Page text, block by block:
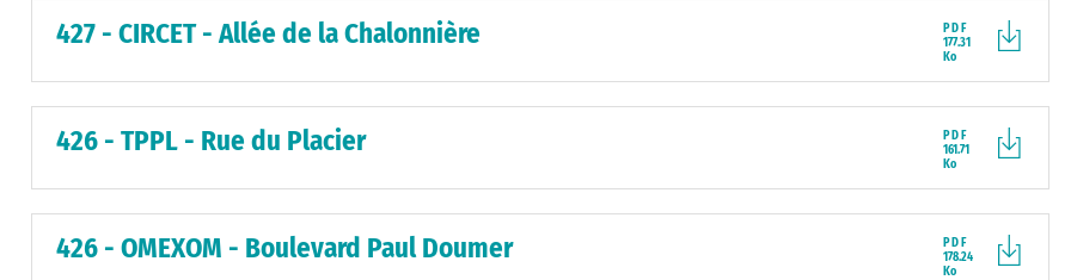
427 - CIRCET - Allée de la Chalonnière
PDF
177.31
Ko
426 - TPPL - Rue du Placier
PDF
161.71
Ko
426 - OMEXOM - Boulevard Paul Doumer
PDF
178.24
Ko